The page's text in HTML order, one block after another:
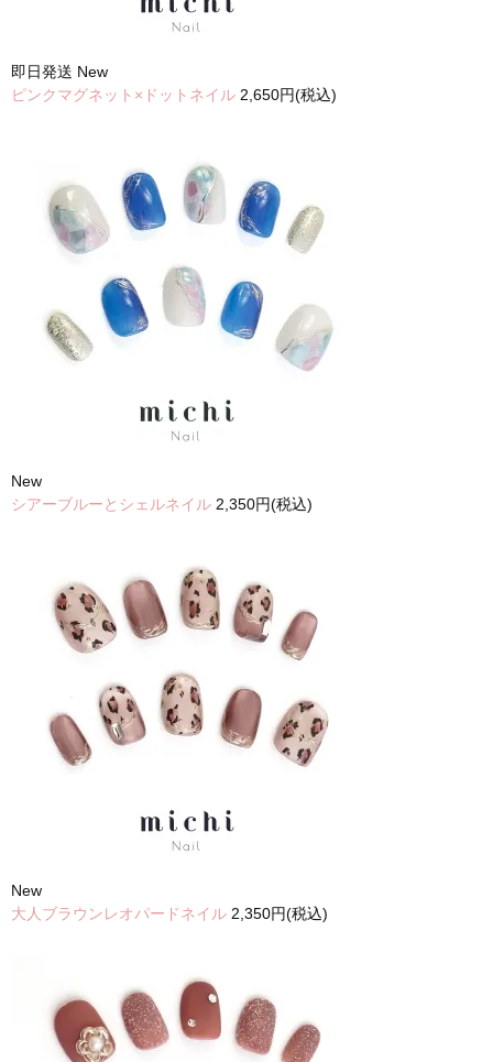
即日発送 New
ピンクマグネット×ドットネイル 2,650円(税込)
New
シアーブルーとシェルネイル 2,350円(税込)
New
大人ブラウンレオパードネイル 2,350円(税込)